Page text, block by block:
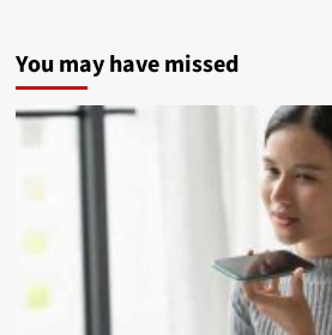
You may have missed